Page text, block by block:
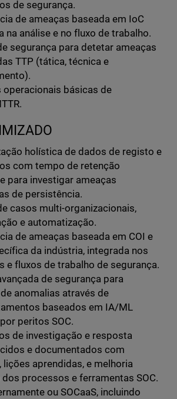
de segurança.
de ameaças baseada em IoC
na análise e no fluxo de trabalho.
segurança para detetar ameaças
TTP (tática, técnica e
operacionais básicas de
holística de dados de registo e
com tempo de retenção
para investigar ameaças
de persistência.
casos multi-organizacionais,
e automatização.
de ameaças baseada em COI e
da indústria, integrada nos
e fluxos de trabalho de segurança.
de segurança para
anomalias através de
baseados em IA/ML
peritos SOC.
de investigação e resposta
e documentados com
lições aprendidas, e melhoria
processos e ferramentas SOC.
ou SOCaaS, incluindo